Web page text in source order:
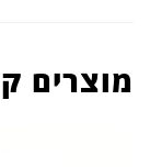
מוצרים